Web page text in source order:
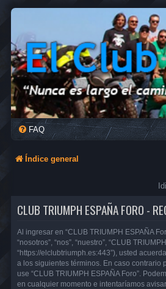
FAQ
Índice general
CLUB TRIUMPH ESPAÑA FORO -
Al ingresar en “CLUB TRIUMPH ESPAÑA
“nosotros”, “nos”, “nuestro”, “CLUB
“https://elclubtriumph.es:443”), usted
a los siguientes términos. En caso contrario
use “CLUB TRIUMPH ESPAÑA Foro”.
en cualquier momento e intentaríamos